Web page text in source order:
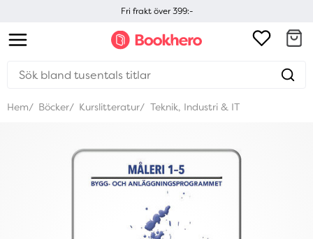
Fri frakt över 399:-
Hem Böcker Kurslitteratur Teknik, Industri & IT